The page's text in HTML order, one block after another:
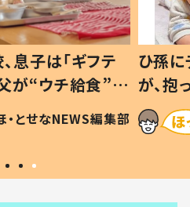
息子は「ギフテ
が“ウチ給食”を
とは #令和の親
・とせなNEWS編集部
ひ孫
が、
「涙が
い」